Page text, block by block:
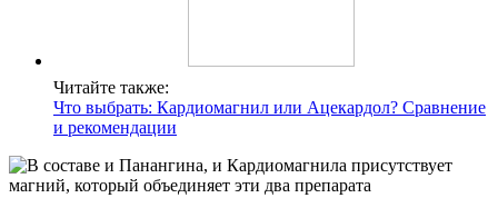
Читайте также:
Что выбрать: Кардиомагнил или Ацекардол? Сравнение
и рекомендации